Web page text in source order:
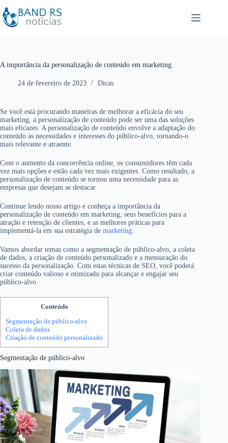
u
a
t
e
ú
d
o
A importância da personalização de conteúdo em marketing
24 de fevereiro de 2023 Dicas
Se você está procurando maneiras de melhorar a eficácia do seu
marketing, a personalização de conteúdo pode ser uma das soluções
mais eficazes. A personalização de conteúdo envolve a adaptação do
conteúdo às necessidades e interesses do público-alvo, tornando-o
mais relevante e atraente.
Com o aumento da concorrência online, os consumidores têm cada
vez mais opções e estão cada vez mais exigentes. Como resultado, a
personalização de conteúdo se tornou uma necessidade para as
empresas que desejam se destacar.
Continue lendo nosso artigo e conheça a importância da
personalização de conteúdo em marketing, seus benefícios para a
atração e retenção de clientes, e as melhores práticas para
implementá-la em sua estratégia de marketing.
Vamos abordar temas como a segmentação de público-alvo, a coleta
de dados, a criação de conteúdo personalizado e a mensuração do
sucesso da personalização. Com estas técnicas de SEO, você poderá
criar conteúdo valioso e otimizado para alcançar e engajar seu
público-alvo.
Conteúdo
Segmentação de público-alvo
Coleta de dados
Criação de conteúdo personalizado
Segmentação de público-alvo